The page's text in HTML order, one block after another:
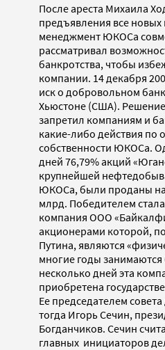
После ареста Михаила
предъявления все
менеджмент ЮКОСа
рассматривал
банкротства, чтобы
компании. 14 декабря
иск о добровольном
Хьюстоне (США).
запретил компаниям и
какие-либо действия по
собственности ЮКОСа.
дней 76,79% акций
крупнейшей
ЮКОСа, были проданы на
млрд. Победителем
компания ООО
акционерами которой,
Путина, являются
многие годы
несколько дней эта
приобретена
Ее председателем
тогда Игорь Сечин,
Богданчиков. Сечин
главных инициаторов